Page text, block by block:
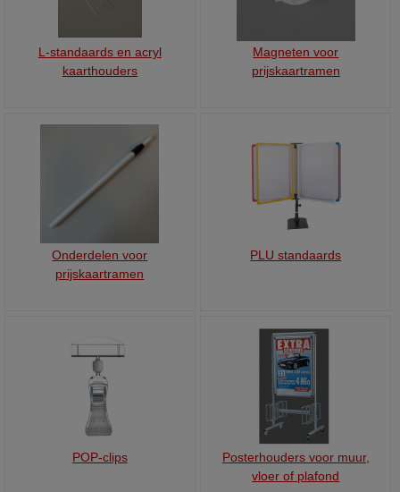
L-standaards en acryl
kaarthouders
Magneten voor
prijskaartramen
Onderdelen voor
prijskaartramen
PLU standaards
POP-clips
Posterhouders voor muur,
vloer of plafond